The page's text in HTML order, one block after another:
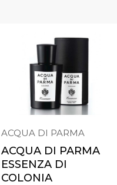
ACQUA DI PARMA
ACQUA DI PARMA
ESSENZA DI
COLONIA